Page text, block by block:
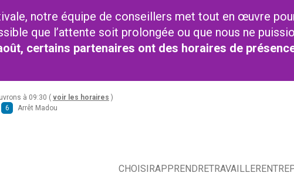
notre équipe de conseillers met tout en œuvre
que l’attente soit prolongée ou que nous ne
certains partenaires ont des horaires de
à 09:30 ( voir les horaires )
6 Arrêt Madou
CHOISIRAPPRENDRETRAVAILLER